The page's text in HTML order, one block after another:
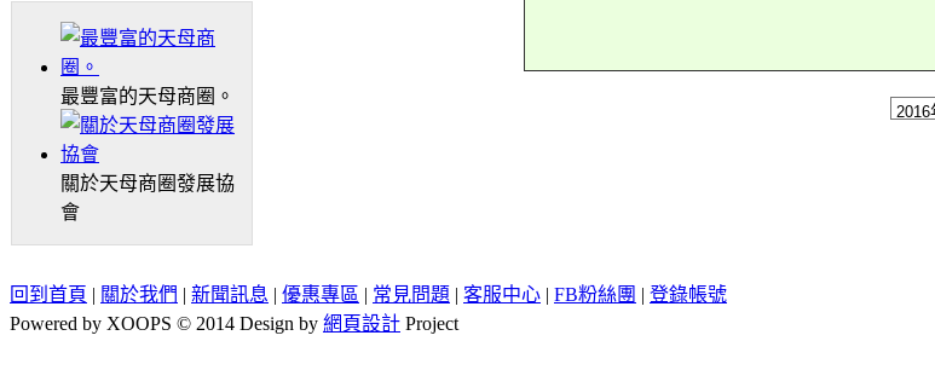
最豐富的天母商圈。
關於天母商圈發展協
會
回到首頁 | 關於我們 | 新聞訊息 | 優惠專區 | 常見問題 | 客服中心 | FB粉絲團 | 登錄帳號
Powered by XOOPS © 2014 Design by 網頁設計 Project